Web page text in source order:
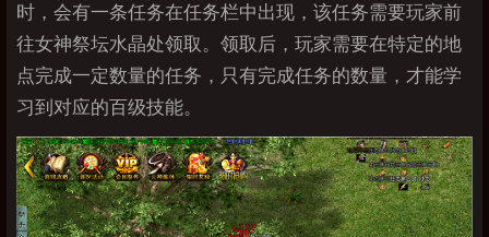
时，会有一条任务在任务栏中出现，该任务需要玩家前
往女神祭坛水晶处领取。领取后，玩家需要在特定的地
点完成一定数量的任务，只有完成任务的数量，才能学
习到对应的百级技能。